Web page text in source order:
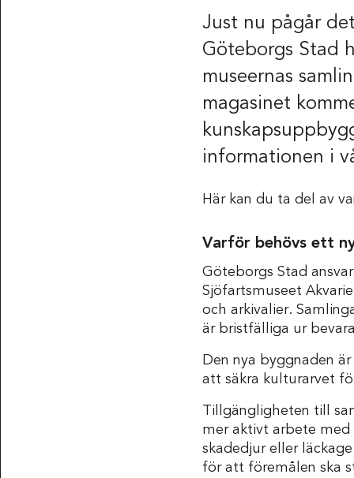
Röhsska museet
FÖLJ OSS
Just nu pågår
Göteborgs Stad
museernas
magasinet
informationen i
Här kan du ta del av
Varför behövs ett
Göteborgs Stad
Sjöfartsmuseet
och arkivalier.
är bristfälliga ur
Den nya byggnaden
att säkra kulturarvet
Tillgängligheten till
mer aktivt arbete med
skadedjur eller
för att föremålen ska